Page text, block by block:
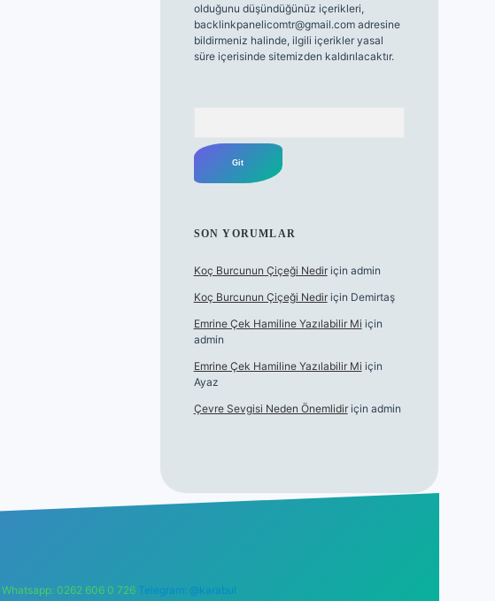
olduğunu düşündüğünüz içerikleri,
backlinkpanelicomtr@gmail.comadresine
bildirmeniz halinde, ilgili içerikler yasal
süre içerisinde sitemizden kaldırılacaktır.
SON YORUMLAR
Koç Burcunun Çiçeği Nediriçin admin
Koç Burcunun Çiçeği Nediriçin Demirtaş
Emrine Çek Hamiline Yazılabilir Mi için
admin
Emrine Çek Hamiline Yazılabilir Mi için
Ayaz
Çevre Sevgisi Neden Önemlidiriçin admin
Whatsapp: 0262 606 0 726 Telegram: @karabul